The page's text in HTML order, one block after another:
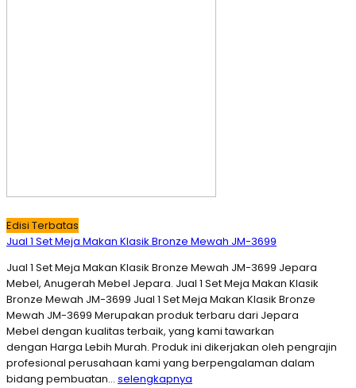
Edisi Terbatas
Jual 1 Set Meja Makan Klasik Bronze Mewah JM-3699
Jual 1 Set Meja Makan Klasik Bronze Mewah JM-3699 Jepara
Mebel, Anugerah Mebel Jepara. Jual 1 Set Meja Makan Klasik
Bronze Mewah JM-3699 Jual 1 Set Meja Makan Klasik Bronze
Mewah JM-3699 Merupakan produk terbaru dari Jepara
Mebel dengan kualitas terbaik, yang kami tawarkan
dengan Harga Lebih Murah. Produk ini dikerjakan oleh pengrajin
profesional perusahaan kami yang berpengalaman dalam
bidang pembuatan… selengkapnya